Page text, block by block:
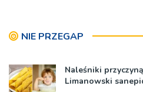
NIE PRZEGAP
Naleśniki
Limanowski